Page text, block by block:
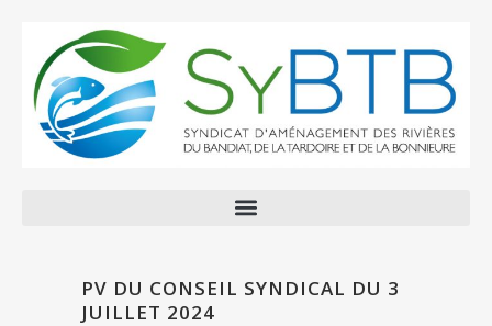
PV DU CONSEIL SYNDICAL DU 3
JUILLET 2024